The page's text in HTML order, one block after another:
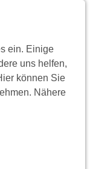
lens
ein. Einige
uns helfen,
können Sie
Nähere